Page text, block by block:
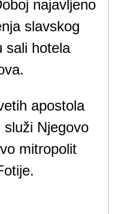
najavljeno
slavskog
sali hotela
apostola
služi Njegovo
mitropolit